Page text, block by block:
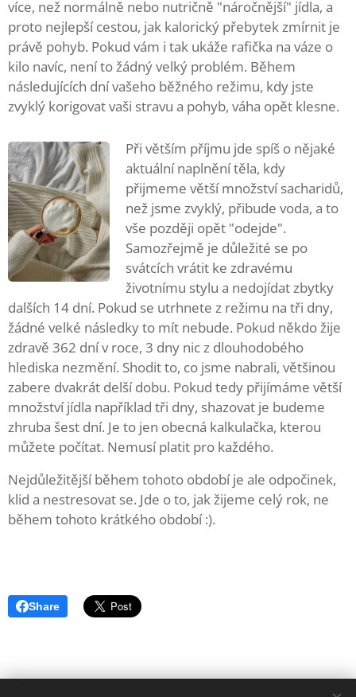
více, než normálně nebo nutričně "náročnější" jídla, a
proto nejlepší cestou, jak kalorický přebytek zmírnit je
právě pohyb. Pokud vám i tak ukáže rafička na váze o
kilo navíc, není to žádný velký problém. Během
následujících dní vašeho běžného režimu, kdy jste
zvyklý korigovat vaši stravu a pohyb, váha opět klesne.
Při větším příjmu jde spíš o nějaké
aktuální naplnění těla, kdy
přijmeme větší množství sacharidů,
než jsme zvyklý, přibude voda, a to
vše později opět "odejde".
Samozřejmě je důležité se po
svátcích vrátit ke zdravému
životnímu stylu a nedojídat zbytky
dalších 14 dní. Pokud se utrhnete z režimu na tři dny,
žádné velké následky to mít nebude. Pokud někdo žije
zdravě 362 dní v roce, 3 dny nic z dlouhodobého
hlediska nezmění. Shodit to, co jsme nabrali, většinou
zabere dvakrát delší dobu. Pokud tedy přijímáme větší
množství jídla například tři dny, shazovat je budeme
zhruba šest dní. Je to jen obecná kalkulačka, kterou
můžete počítat. Nemusí platit pro každého.
Nejdůležitější během tohoto období je ale odpočinek,
klid a nestresovat se. Jde o to, jak žijeme celý rok, ne
během tohoto krátkého období :).
Share